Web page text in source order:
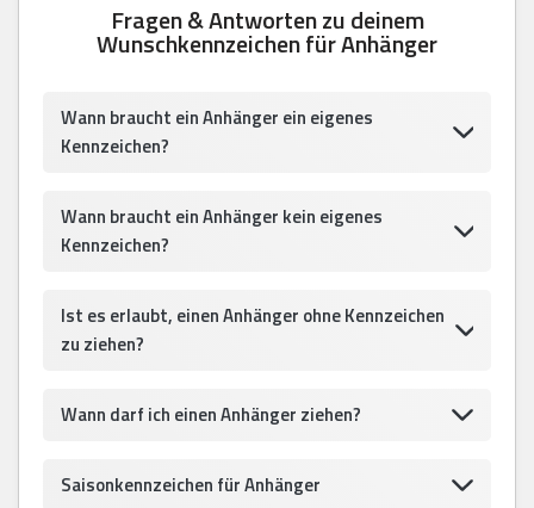
Fragen & Antworten zu deinem
Wunschkennzeichen für Anhänger
Wann braucht ein Anhänger ein eigenes
Kennzeichen?
Wann braucht ein Anhänger kein eigenes
Kennzeichen?
Ist es erlaubt, einen Anhänger ohne Kennzeichen
zu ziehen?
Wann darf ich einen Anhänger ziehen?
Saisonkennzeichen für Anhänger